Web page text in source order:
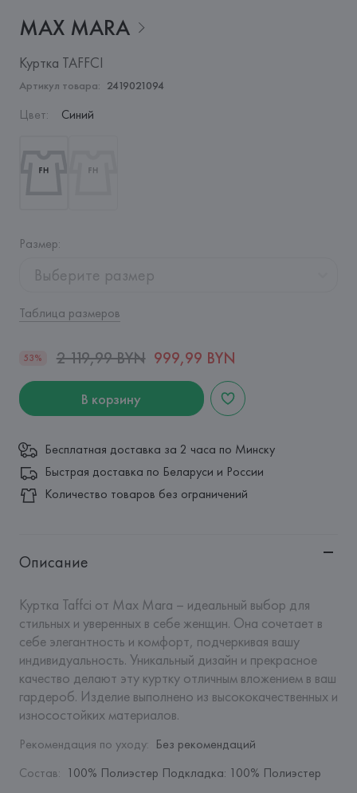
MAX MARA
Куртка TAFFCI
Артикул товара: 2419021094
Цвет: Синий
Размер:
Выберите размер
Таблица размеров
53% 2 119,99 BYN 999,99 BYN
В корзину
Бесплатная доставка за 2 часа по Минску
Быстрая доставка по Беларуси и России
Количество товаров без ограничений
Описание
Куртка Taffci от Max Mara – идеальный выбор для
стильных и уверенных в себе женщин. Она сочетает в
себе элегантность и комфорт, подчеркивая вашу
индивидуальность. Уникальный дизайн и прекрасное
качество делают эту куртку отличным вложением в ваш
гардероб. Изделие выполнено из высококачественных и
износостойких материалов.
Рекомендация по уходу: Без рекомендаций
Состав: 100% Полиэстер Подкладка: 100% Полиэстер